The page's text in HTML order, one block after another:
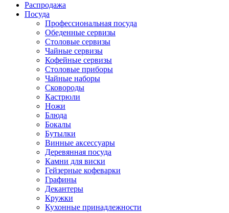
Распродажа
Посуда
Профессиональная посуда
Обеденные сервизы
Столовые сервизы
Чайные сервизы
Кофейные сервизы
Столовые приборы
Чайные наборы
Сковороды
Кастрюли
Ножи
Блюда
Бокалы
Бутылки
Винные аксессуары
Деревянная посуда
Камни для виски
Гейзерные кофеварки
Графины
Декантеры
Кружки
Кухонные принадлежности